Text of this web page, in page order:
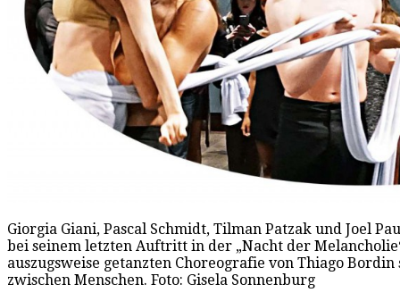
Giorgia Giani, Pascal Schmidt, Tilman Patzak und Joel
bei seinem letzten Auftritt in der „Nacht der
auszugsweise getanzten Choreografie von Thiago
zwischen Menschen. Foto: Gisela Sonnenburg